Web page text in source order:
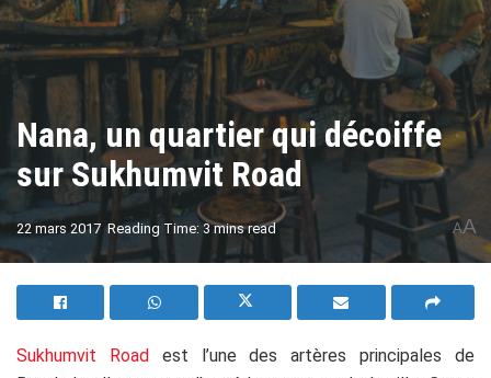
Nana, un quartier qui décoiffe
sur Sukhumvit Road
22 mars 2017 Reading Time: 3 mins read AA
Sukhumvit Roadest l’une des artères principales de